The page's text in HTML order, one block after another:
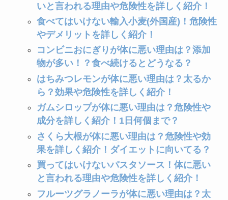
いと言われる理由や危険性を詳しく紹介！
食べてはいけない輸入小麦(外国産)！危険性
やデメリットを詳しく紹介！
コンビニおにぎりが体に悪い理由は？添加
物が多い！？食べ続けるとどうなる？
はちみつレモンが体に悪い理由は？太るか
ら？効果や危険性を詳しく紹介！
ガムシロップが体に悪い理由は？危険性や
成分を詳しく紹介！1日何個まで？
さくら大根が体に悪い理由は？危険性や効
果を詳しく紹介！ダイエットに向いてる？
買ってはいけないパスタソース！体に悪い
と言われる理由や危険性を詳しく紹介！
フルーツグラノーラが体に悪い理由は？太